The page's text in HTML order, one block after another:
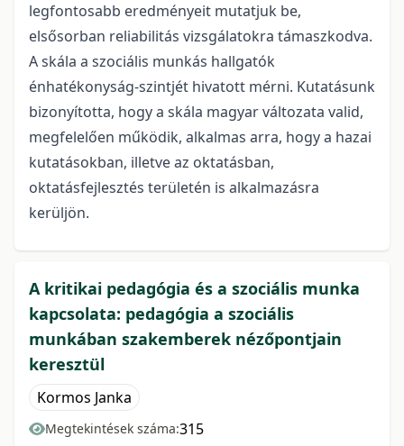
legfontosabb eredményeit mutatjuk be,
elsősorban reliabilitás vizsgálatokra támaszkodva.
A skála a szociális munkás hallgatók
énhatékonyság-szintjét hivatott mérni. Kutatásunk
bizonyította, hogy a skála magyar változata valid,
megfelelően működik, alkalmas arra, hogy a hazai
kutatásokban, illetve az oktatásban,
oktatásfejlesztés területén is alkalmazásra
kerüljön.
A kritikai pedagógia és a szociális munka
kapcsolata: pedagógia a szociális
munkában szakemberek nézőpontjain
keresztül
Kormos Janka
Megtekintések száma:315